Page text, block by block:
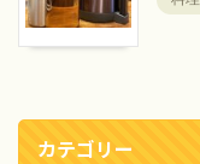
カテゴリー